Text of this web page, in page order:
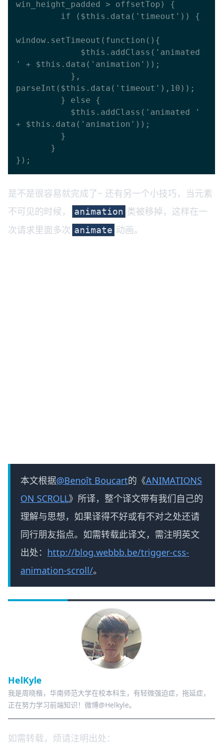
win_height_padded > offsetTop) {
window.setTimeout(function(){
' + $this.data('animation'));
parseInt($this.data('timeout'),10));
+ $this.data('animation'));
是不是很容易就完成了~ 还有另一个小技巧，当元素
不可见的时候，
animation 类被移掉，这样在一
次请求里面多次 animate 动画。
本文根据@Benoît Boucart的《ANIMATIONS
ON SCROLL》所译，整个译文带有我们自己的
理解与思想，如果译得不好或有不对之处还请
同行朋友指点。如需转载此译文，需注明英文
出处： http://blog.webbb.be/trigger-css-
animation-scroll/。
HelKyle
我是周晓楷，华南师范大学在校本科生，有轻微强迫症，拖延症，
正在努力学习前端知识！微博@Helkyle。
如需转载，烦请注明出处：